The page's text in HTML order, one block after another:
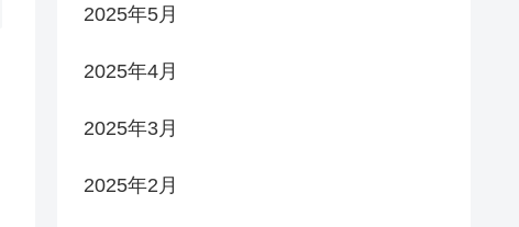
2025年5月
2025年4月
2025年3月
2025年2月